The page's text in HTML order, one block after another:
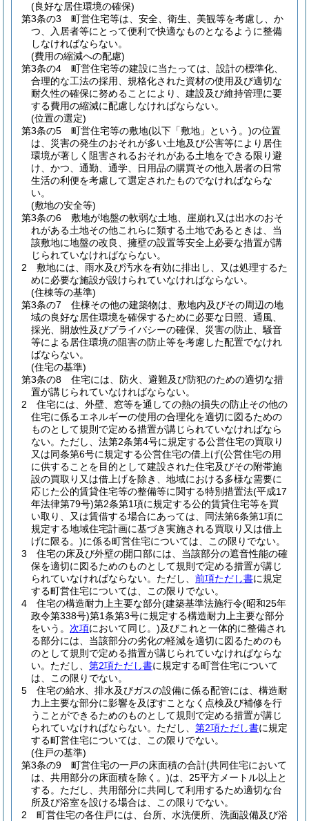
(良好な居住環境の確保)
第3条の3
町営住宅等は、安全、衛生、美観等を考慮し、か
つ、入居者等にとって便利で快適なものとなるように整備
しなければならない。
(費用の縮減への配慮)
第3条の4
町営住宅等の建設に当たっては、設計の標準化、
合理的な工法の採用、規格化された資材の使用及び適切な
耐久性の確保に努めることにより、建設及び維持管理に要
する費用の縮減に配慮しなければならない。
(位置の選定)
第3条の5
町営住宅等の敷地(以下「敷地」という。)の位置
は、災害の発生のおそれが多い土地及び公害等により居住
環境が著しく阻害されるおそれがある土地をできる限り避
け、かつ、通勤、通学、日用品の購買その他入居者の日常
生活の利便を考慮して選定されたものでなければならな
い。
(敷地の安全等)
第3条の6
敷地が地盤の軟弱な土地、崖崩れ又は出水のおそ
れがある土地その他これらに類する土地であるときは、当
該敷地に地盤の改良、擁壁の設置等安全上必要な措置が講
じられていなければならない。
2
敷地には、雨水及び汚水を有効に排出し、又は処理するた
めに必要な施設が設けられていなければならない。
(住棟等の基準)
第3条の7
住棟その他の建築物は、敷地内及びその周辺の地
域の良好な居住環境を確保するために必要な日照、通風、
採光、開放性及びプライバシーの確保、災害の防止、騒音
等による居住環境の阻害の防止等を考慮した配置でなけれ
ばならない。
(住宅の基準)
第3条の8
住宅には、防火、避難及び防犯のための適切な措
置が講じられていなければならない。
2
住宅には、外壁、窓等を通しての熱の損失の防止その他の
住宅に係るエネルギーの使用の合理化を適切に図るための
ものとして規則で定める措置が講じられていなければなら
ない。 ただし、法第2条第4号に規定する公営住宅の買取り
又は同条第6号に規定する公営住宅の借上げ(公営住宅の用
に供することを目的として建設された住宅及びその附帯施
設の買取り又は借上げを除き、地域における多様な需要に
応じた公的賃貸住宅等の整備等に関する特別措置法(平成17
年法律第79号)第2条第1項に規定する公的賃貸住宅等を買
い取り、又は賃借する場合にあっては、同法第6条第1項に
規定する地域住宅計画に基づき実施される買取り又は借上
げに限る。)に係る町営住宅については、この限りでない。
3
住宅の床及び外壁の開口部には、当該部分の遮音性能の確
保を適切に図るためのものとして規則で定める措置が講じ
られていなければならない。 ただし、 前項ただし書に規定
する町営住宅については、この限りでない。
4
住宅の構造耐力上主要な部分(建築基準法施行令(昭和25年
政令第338号)第1条第3号に規定する構造耐力上主要な部分
をいう。 次項において同じ。)及びこれと一体的に整備され
る部分には、当該部分の劣化の軽減を適切に図るためのも
のとして規則で定める措置が講じられていなければならな
い。 ただし、 第2項ただし書に規定する町営住宅について
は、この限りでない。
5
住宅の給水、排水及びガスの設備に係る配管には、構造耐
力上主要な部分に影響を及ぼすことなく点検及び補修を行
うことができるためのものとして規則で定める措置が講じ
られていなければならない。 ただし、 第2項ただし書に規定
する町営住宅については、この限りでない。
(住戸の基準)
第3条の9
町営住宅の一戸の床面積の合計(共同住宅において
は、共用部分の床面積を除く。)は、25平方メートル以上と
する。 ただし、共用部分に共同して利用するため適切な台
所及び浴室を設ける場合は、この限りでない。
2
町営住宅の各住戸には、台所、水洗便所、洗面設備及び浴